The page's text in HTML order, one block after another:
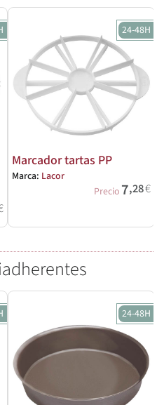
24-48H
Marcador tartas PP
Marca: Lacor
Precio 7,28€
24-48H